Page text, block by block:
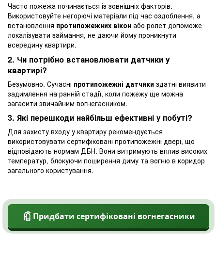
Часто пожежа починається із зовнішніх факторів.
Використовуйте негорючі матеріали під час оздоблення, а
встановлення протипожежних вікон або ролет допоможе
локалізувати займання, не даючи йому проникнути
всередину квартири.
2. Чи потрібно встановлювати датчики у
квартирі?
Безумовно. Сучасні протипожежні датчики здатні виявити
задимлення на ранній стадії, коли пожежу ще можна
загасити звичайним вогнегасником.
3. Які перешкоди найбільш ефективні у побуті?
Для захисту входу у квартиру рекомендується
використовувати сертифіковані протипожежні двері, що
відповідають нормам ДБН. Вони витримують вплив високих
температур, блокуючи поширення диму та вогню в коридор
загального користування.
Придбати сертифіковані вогнегасники